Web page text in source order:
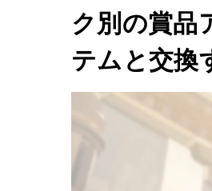
ク別の賞品
テムと交換